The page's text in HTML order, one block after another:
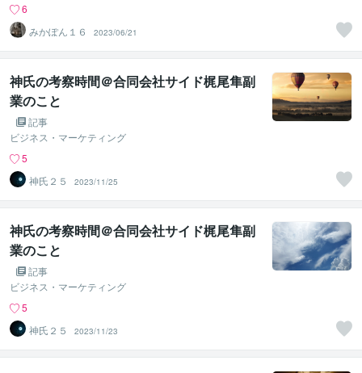
6
みかぽん１６
2023/06/21
神氏の考察時間＠合同会社サイド梶尾隼副
業のこと
記事
ビジネス・マーケティング
5
神氏２５
2023/11/25
神氏の考察時間＠合同会社サイド梶尾隼副
業のこと
記事
ビジネス・マーケティング
5
神氏２５
2023/11/23